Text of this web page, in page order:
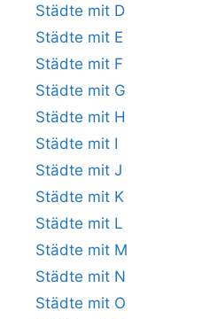
Städte mit D
Städte mit E
Städte mit F
Städte mit G
Städte mit H
Städte mit I
Städte mit J
Städte mit K
Städte mit L
Städte mit M
Städte mit N
Städte mit O